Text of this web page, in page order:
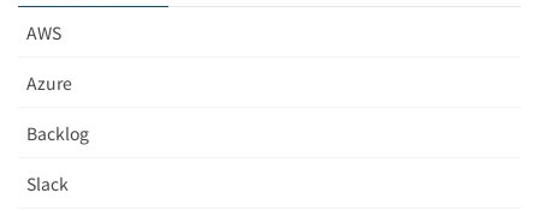
AWS
Azure
Backlog
Slack